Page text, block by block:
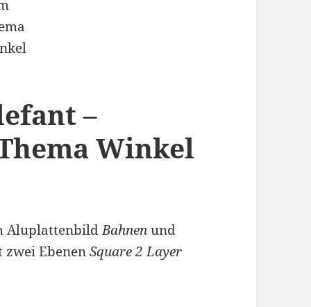
–
Winkel
AluplattenbildBahnenund
zwei EbenenSquare 2 Layer